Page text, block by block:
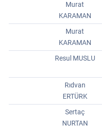
Murat
KARAMAN
Murat
KARAMAN
Resul MUSLU
Rıdvan
ERTÜRK
Sertaç
NURTAN